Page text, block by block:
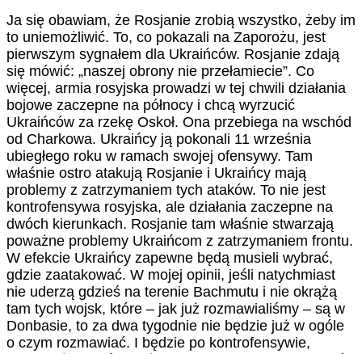
Ja się obawiam, że Rosjanie zrobią wszystko, żeby im
to uniemożliwić. To, co pokazali na Zaporożu, jest
pierwszym sygnałem dla Ukraińców. Rosjanie zdają
się mówić: „naszej obrony nie przełamiecie”. Co
więcej, armia rosyjska prowadzi w tej chwili działania
bojowe zaczepne na północy i chcą wyrzucić
Ukraińców za rzekę Oskoł. Ona przebiega na wschód
od Charkowa. Ukraińcy ją pokonali 11 września
ubiegłego roku w ramach swojej ofensywy. Tam
właśnie ostro atakują Rosjanie i Ukraińcy mają
problemy z zatrzymaniem tych ataków. To nie jest
kontrofensywa rosyjska, ale działania zaczepne na
dwóch kierunkach. Rosjanie tam właśnie stwarzają
poważne problemy Ukraińcom z zatrzymaniem frontu.
W efekcie Ukraińcy zapewne będą musieli wybrać,
gdzie zaatakować. W mojej opinii, jeśli natychmiast
nie uderzą gdzieś na terenie Bachmutu i nie okrążą
tam tych wojsk, które – jak już rozmawialiśmy – są w
Donbasie, to za dwa tygodnie nie będzie już w ogóle
o czym rozmawiać. I będzie po kontrofensywie,